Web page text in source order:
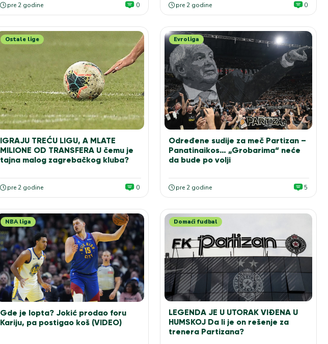
pre 2 godine 0 pre 2 godine 0
Ostale lige
IGRAJU TREĆU LIGU, A MLATE
MILIONE OD TRANSFERA U čemu je
tajna malog zagrebačkog kluba?
pre 2 godine 0
Evroliga
Određene sudije za meč Partizan –
Panatinaikos… „Grobarima“ neće
da bude po volji
pre 2 godine 5
NBA liga
Gde je lopta? Jokić prodao foru
Kariju, pa postigao koš (VIDEO)
Domaći fudbal
LEGENDA JE U UTORAK VIĐENA U
HUMSKOJ Da li je on rešenje za
trenera Partizana?